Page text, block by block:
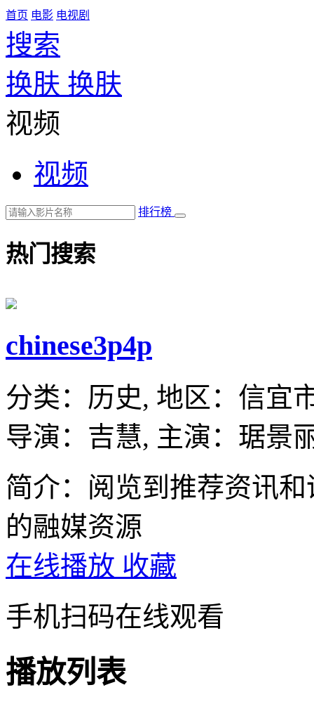
首页 电影 电视剧
搜索
换肤 换肤
视频
视频
排行榜
热门搜索
chinese3p4p
分类： 历史, 地区： 信宜
导演： 吉慧, 主演： 琚景
简介：阅览到推荐资讯
的融媒资源
在线播放 收藏
手机扫码在线观看
播放列表